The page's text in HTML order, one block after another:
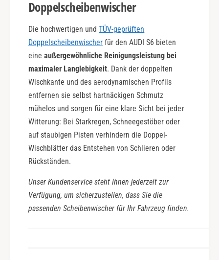
Doppelscheibenwischer
Die hochwertigen undTÜV-geprüften
Doppelscheibenwischer für den AUDI S6 bieten
eine außergewöhnliche Reinigungsleistung bei
maximaler Langlebigkeit. Dank der doppelten
Wischkante und des aerodynamischen Profils
entfernen sie selbst hartnäckigen Schmutz
mühelos und sorgen für eine klare Sicht bei jeder
Witterung: Bei Starkregen, Schneegestöber oder
auf staubigen Pisten verhindern die Doppel-
Wischblätter das Entstehen von Schlieren oder
Rückständen.
Unser Kundenservice steht Ihnen jederzeit zur
Verfügung, um sicherzustellen, dass Sie die
passenden Scheibenwischer für Ihr Fahrzeug finden.